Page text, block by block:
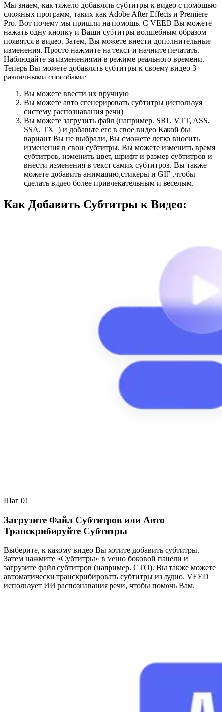
Мы знаем, как тяжело добавлять субтитры к видео с помощью
сложных программ, таких как Adobe After Effects и Premiere
Pro. Вот почему мы пришли на помощь. С VEED Вы можете
нажать одну кнопку и Ваши субтитры волшебным образом
появятся в видео. Затем, Вы можете внести дополнительные
изменения. Просто нажмите на текст и начните печатать.
Наблюдайте за изменениями в режиме реального времени.
Теперь Вы можете добавлять субтитры к своему видео 3
различными способами:
Вы можете ввести их вручную
Вы можете авто сгенерировать субтитры (используя
систему распознавания речи)
Вы можете загрузить файл (например. SRT, VTT, ASS,
SSA, TXT) и добавьте его в свое видео Какой бы
вариант Вы не выбрали, Вы сможете легко вносить
изменения в свои субтитры. Вы можете изменить время
субтитров, изменить цвет, шрифт и размер субтитров и
внести изменения в текст самих субтитров. Вы также
можете добавить анимацию,стикеры и GIF ,чтобы
сделать видео более привлекательным и веселым.
Как Добавить Субтитры к Видео:
Шаг 01
Загрузите Файл Субтитров или Авто
Транскрибируйте Субтитры
Выберите, к какому видео Вы хотите добавить субтитры.
Затем нажмите «Субтитры» в меню боковой панели и
загрузите файл субтитров (например. СТО). Вы также можете
автоматически транскрибировать субтитры из аудио. VEED
использует ИИ распознавания речи, чтобы помочь Вам.